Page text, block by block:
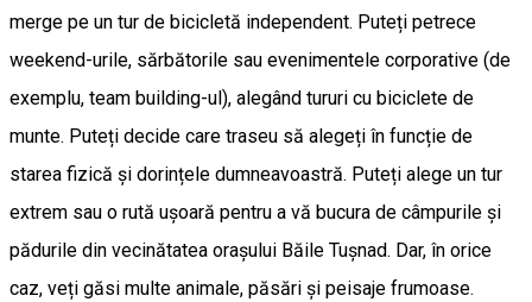
merge pe un tur de bicicletă independent. Puteți petrece
weekend-urile, sărbătorile sau evenimentele corporative (de
exemplu, team building-ul), alegând tururi cu biciclete de
munte. Puteți decide care traseu să alegeți în funcție de
starea fizică și dorințele dumneavoastră. Puteți alege un tur
extrem sau o rută ușoară pentru a vă bucura de câmpurile și
pădurile din vecinătatea orașului Băile Tușnad. Dar, în orice
caz, veți găsi multe animale, păsări și peisaje frumoase.